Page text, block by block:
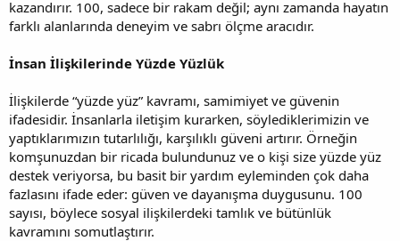
kazandırır. 100, sadece bir rakam değil; aynı zamanda hayatın
farklı alanlarında deneyim ve sabrı ölçme aracıdır.
İnsan İlişkilerinde Yüzde Yüzlük
İlişkilerde “yüzde yüz” kavramı, samimiyet ve güvenin
ifadesidir. İnsanlarla iletişim kurarken, söylediklerimizin ve
yaptıklarımızın tutarlılığı, karşılıklı güveni artırır. Örneğin
komşunuzdan bir ricada bulundunuz ve o kişi size yüzde yüz
destek veriyorsa, bu basit bir yardım eyleminden çok daha
fazlasını ifade eder: güven ve dayanışma duygusunu. 100
sayısı, böylece sosyal ilişkilerdeki tamlık ve bütünlük
kavramını somutlaştırır.